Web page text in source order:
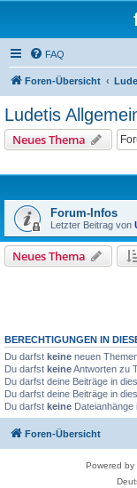
FAQ
Foren-Übersicht
Ludetis
Neues Thema
Forum-Infos
Letzter Beitrag von
Neues Thema
BERECHTIGUNGEN IN
Du darfst keine neuen
Du darfst keineAntworten zu
Du darfst deine Beiträge in
Du darfst deine Beiträge in
Du darfst keine Dateianhänge
Foren-Übersicht
Powered by